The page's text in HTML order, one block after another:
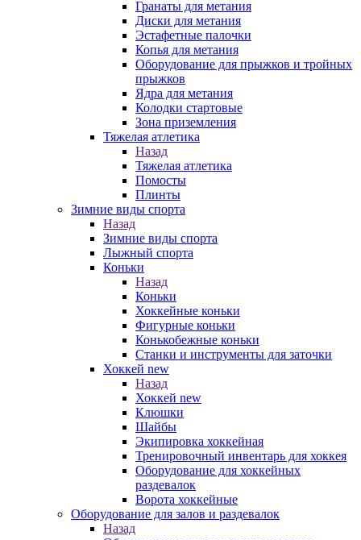
Гранаты для метания
Диски для метания
Эстафетные палочки
Копья для метания
Оборудование для прыжков и тройных
прыжков
Ядра для метания
Колодки стартовые
Зона приземления
Тяжелая атлетика
Назад
Тяжелая атлетика
Помосты
Плинты
Зимние виды спорта
Назад
Зимние виды спорта
Лыжный спорта
Коньки
Назад
Коньки
Хоккейные коньки
Фигурные коньки
Конькобежные коньки
Станки и инструменты для заточки
Хоккей new
Назад
Хоккей new
Клюшки
Шайбы
Экипировка хоккейная
Тренировочный инвентарь для хоккея
Оборудование для хоккейных
раздевалок
Ворота хоккейные
Оборудование для залов и раздевалок
Назад